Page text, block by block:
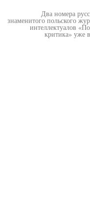
Два номера
знаменитого польского
интеллектуалов
критика» уже